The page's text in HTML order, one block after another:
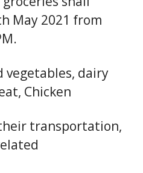
May 2021 from
vegetables, dairy
Chicken
transportation,